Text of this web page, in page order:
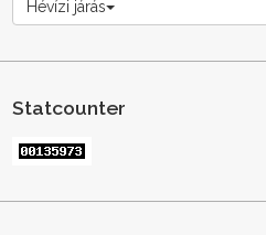
Hévízi járás
Statcounter